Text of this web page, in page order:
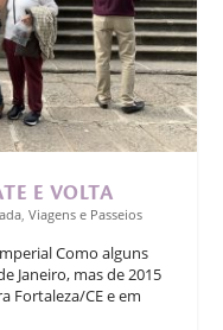
– BATE E VOLTA
,Viagens e Passeios
Como alguns
Janeiro, mas de 2015
Fortaleza/CE e em